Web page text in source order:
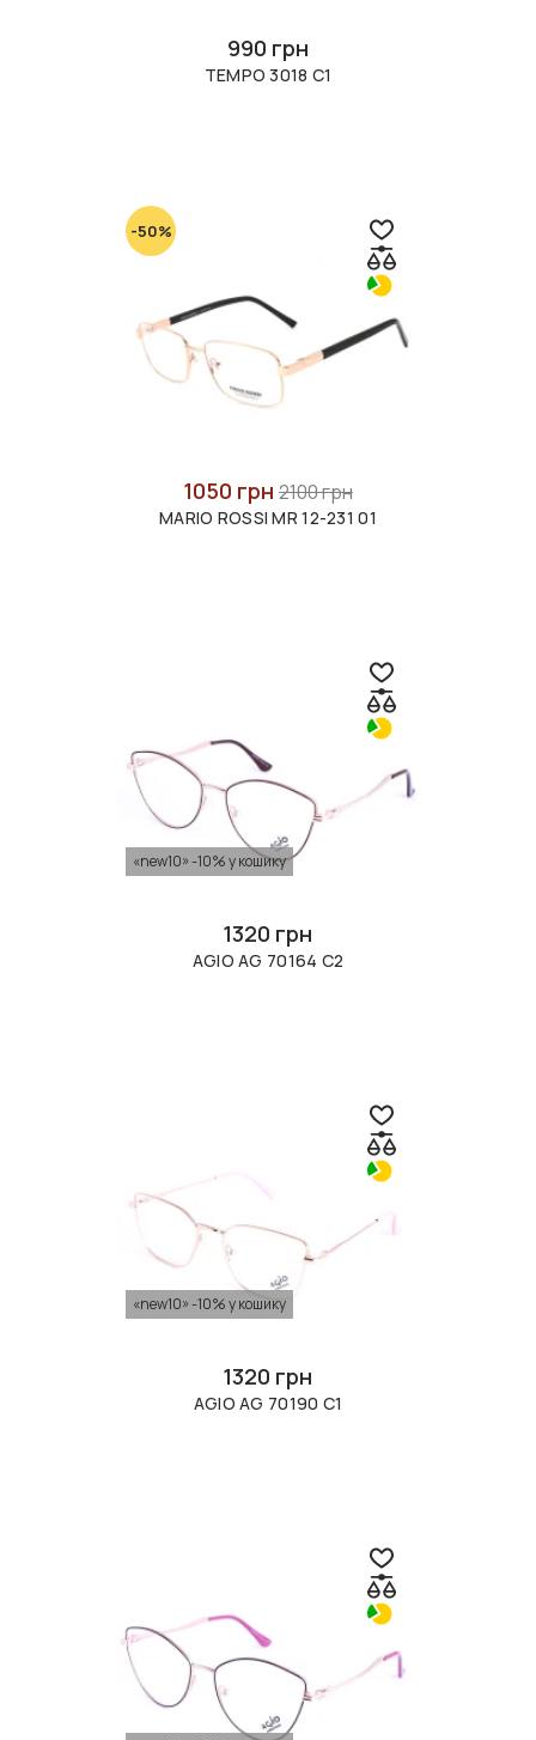
990 грн
TEMPO 3018 C1
-50%
1050 грн 2100 грн
MARIO ROSSI MR 12-231 01
«new10» -10% у кошику
1320 грн
AGIO AG 70164 C2
«new10» -10% у кошику
1320 грн
AGIO AG 70190 С1